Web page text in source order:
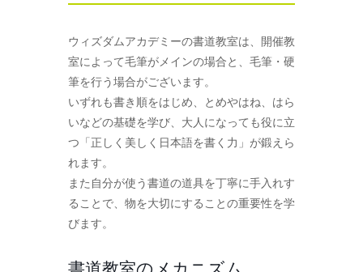
ウィズダムアカデミーの書道教室は、開催教
室によって毛筆がメインの場合と、毛筆・硬
筆を行う場合がございます。
いずれも書き順をはじめ、とめやはね、はら
いなどの基礎を学び、大人になっても役に立
つ「正しく美しく日本語を書く力」が鍛えら
れます。
また自分が使う書道の道具を丁寧に手入れす
ることで、物を大切にすることの重要性を学
びます。